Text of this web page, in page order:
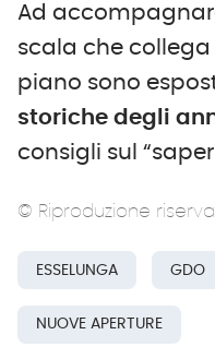
Ad
scala che
piano sono
storiche degli
consigli sul
© Riproduzione
ESSELUNGA GDO
NUOVE APERTURE